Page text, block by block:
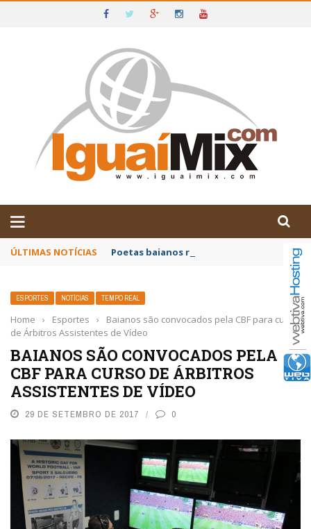
IGUAÍ E SUDOESTE DA BAHIA
ÚLTIMAS NOTÍCIAS Poetas baianos representam o Brasil no
ESPORTES NOTÍCIAS TEMPO REAL
Home › Esportes ›
Baianos são convocados pela CBF para curso
de Árbitros Assistentes de Vídeo
BAIANOS SÃO CONVOCADOS PELA
CBF PARA CURSO DE ÁRBITROS
ASSISTENTES DE VÍDEO
29 DE SETEMBRO DE 2017 0